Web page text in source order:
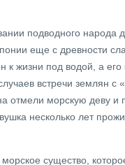
подводного народа
еще с древности
жизни под водой, а его
встречи землян
отмели морскую деву и
несколько лет
существо,